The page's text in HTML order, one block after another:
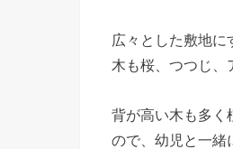
広々とした敷地
木も桜、つつじ、
背が高い木も多く
ので、幼児と一緒